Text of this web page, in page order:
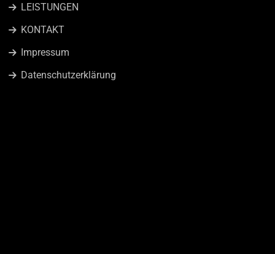
LEISTUNGEN
KONTAKT
Impressum
Datenschutzerklärung